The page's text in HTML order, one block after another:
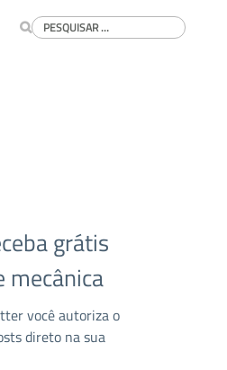
Buscar
grátis
mecânica
você autoriza o
direto na sua